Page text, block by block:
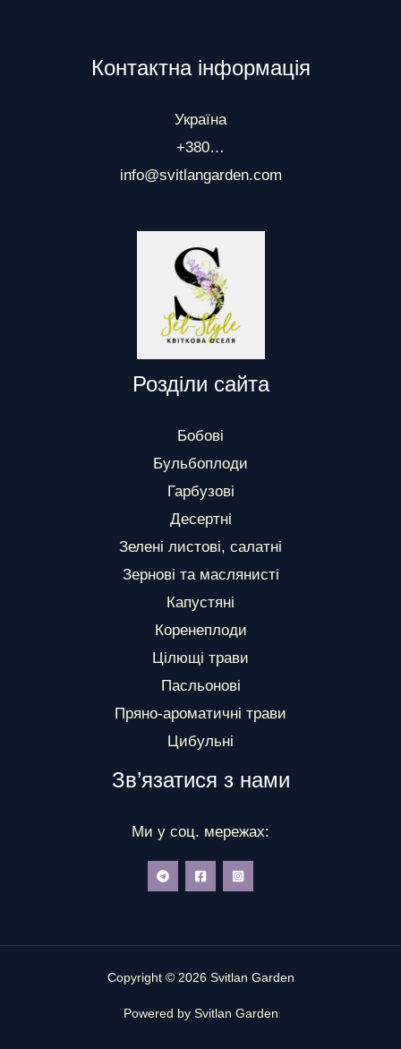
Контактна інформація
Україна
+380…
info@svitlangarden.com
Розділи сайта
Бобові
Бульбоплоди
Гарбузові
Десертні
Зелені листові, салатні
Зернові та маслянисті
Капустяні
Коренеплоди
Цілющі трави
Пасльонові
Пряно-ароматичні трави
Цибульні
Зв’язатися з нами
Ми у соц. мережах:
Copyright © 2026 Svitlan Garden
Powered by Svitlan Garden